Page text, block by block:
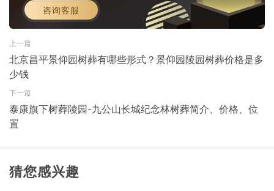
咨询客服
上一篇
北京昌平景仰园树葬有哪些形式？景仰园陵园树葬价格是多
少钱
下一篇
泰康旗下树葬陵园-九公山长城纪念林树葬简介、价格、位
置
猜您感兴趣